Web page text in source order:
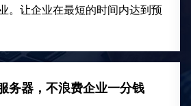
。让企业在最短的时间内达到预
务器，不浪费企业一分钱